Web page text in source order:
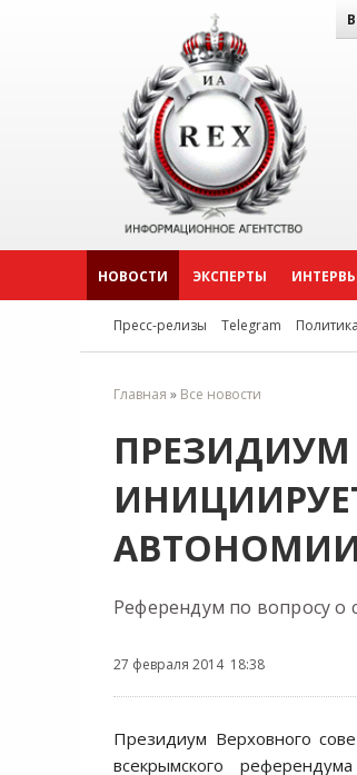
НОВОСТИ ЭКСПЕРТЫ
Пресс-релизы Telegram Политика
Главная » Все новости
ПРЕЗИДИУМ
АВТОНОМИИ
Референдум по вопросу о
27 февраля 2014 18:38
Президиум Верховного
всекрымского